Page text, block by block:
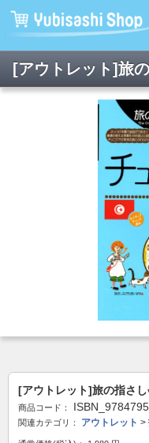
[アウトレット]旅
[アウトレット]旅の指さ
商品コード：
関連カテゴリ： アウトレット >